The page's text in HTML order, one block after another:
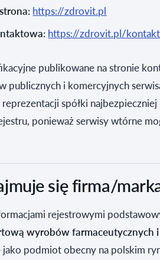
https://zdrovit.pl
https://zdrovit.pl/kontakt
publikowane na stronie
publicznych i komercyjnych
spółki
ponieważ serwisy wtórne
się firma/
rejestrowymi
wyrobów farmaceutycznych
podmiot obecny na polskim